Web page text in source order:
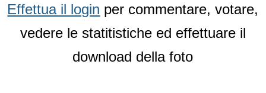
Effettua il login per commentare, votare,
vedere le statitistiche ed effettuare il
download della foto